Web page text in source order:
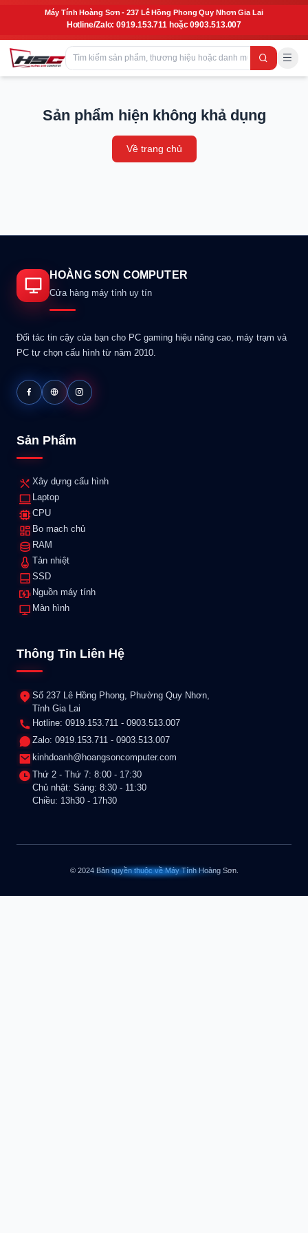
Máy Tính Hoàng Sơn - 237 Lê Hồng Phong Quy Nhơn Gia Lai
Hotline/Zalo: 0919.153.711 hoặc 0903.513.007
Sản phẩm hiện không khả dụng
Về trang chủ
HOÀNG SƠN COMPUTER
Cửa hàng máy tính uy tín
Đối tác tin cậy của bạn cho PC gaming hiệu năng cao, máy trạm và
PC tự chọn cấu hình từ năm 2010.
Sản Phẩm
Xây dựng cấu hình
Laptop
CPU
Bo mạch chủ
RAM
Tản nhiệt
SSD
Nguồn máy tính
Màn hình
Thông Tin Liên Hệ
Số 237 Lê Hồng Phong, Phường Quy Nhơn,
Tỉnh Gia Lai
Hotline: 0919.153.711 - 0903.513.007
Zalo: 0919.153.711 - 0903.513.007
kinhdoanh@hoangsoncomputer.com
Thứ 2 - Thứ 7: 8:00 - 17:30
Chủ nhật: Sáng: 8:30 - 11:30
Chiều: 13h30 - 17h30
© 2024 Bản quyền thuộc về Máy Tính Hoàng Sơn.